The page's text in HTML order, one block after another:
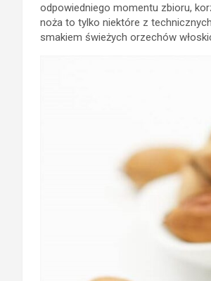
odpowiedniego momentu zbioru,
noża to tylko niektóre z
smakiem świeżych orzechów